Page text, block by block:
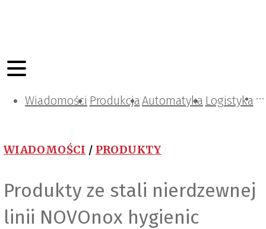
Wiadomości ProdukcjaAutomatyka Logistyka
Projektowanie i konstrukcje
Zarządzanie i IT
Tematy specjalne
WIADOMOŚCI / PRODUKTY
Produkty ze stali nierdzewnej
linii NOVOnox hygienic